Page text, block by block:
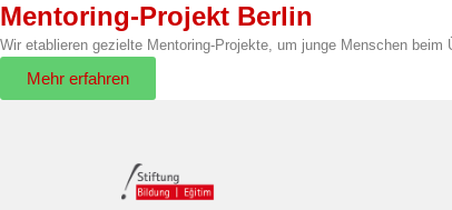
Mentoring-Projekt Berlin
Wir etablieren gezielte Mentoring-Projekte, um junge Menschen
Mehr erfahren